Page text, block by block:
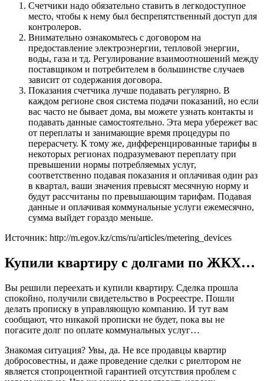
Счетчики надо обязательно ставить в легкодоступное
место, чтобы к нему был беспрепятственный доступ для
контролеров.
Внимательно ознакомьтесь с договором на
предоставление электроэнергии, тепловой энергии,
воды, газа и тд. Регулирование взаимоотношений между
поставщиком и потребителем в большинстве случаев
зависит от содержания договора.
Показания счетчика лучше подавать регулярно. В
каждом регионе своя система подачи показаний, но если
вас часто не бывает дома, вы можете узнать контакты и
подавать данные самостоятельно. Эта мера убережет вас
от переплаты и занимающие время процедуры по
перерасчету. К тому же, дифференцированные тарифы в
некоторых регионах подразумевают переплату при
превышении нормы потребляемых услуг,
соответственно подавая показания и оплачивая один раз
в квартал, ваши значения превысят месячную норму и
будут рассчитаны по превышающим тарифам. Подавая
данные и оплачивая коммунальные услуги ежемесячно,
сумма выйдет гораздо меньше.
Источник: http://m.egov.kz/cms/ru/articles/metering_devices
Купили квартиру с долгами по ЖКХ…
Вы решили переехать и купили квартиру. Сделка прошла
спокойно, получили свидетельство в Росреестре. Пошли
делать прописку в управляющую компанию. И тут вам
сообщают, что никакой прописки не будет, пока вы не
погасите долг по оплате коммунальных услуг…
Знакомая ситуация? Увы, да. Не все продавцы квартир
добросовестны, и даже проведение сделки с риелтором не
является стопроцентной гарантией отсутствия проблем с